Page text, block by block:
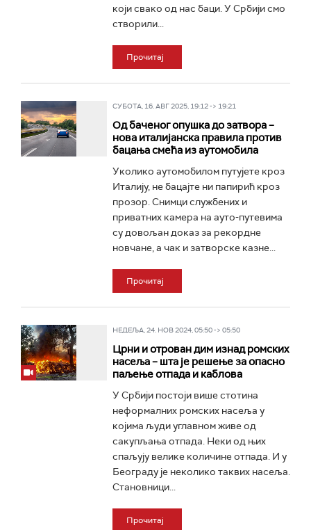
који свако од нас баци. У Србији смо
створили...
Прочитај
СУБОТА, 16. АВГ 2025, 19:12 -> 19:21
Од баченог опушка до затвора –
нова италијанска правила против
бацања смећа из аутомобила
Уколико аутомобилом путујете кроз
Италију, не бацајте ни папирић кроз
прозор. Снимци службених и
приватних камера на ауто-путевима
су довољан доказ за рекордне
новчане, а чак и затворске казне...
Прочитај
НЕДЕЉА, 24. НОВ 2024, 05:50 -> 05:50
Црни и отрован дим изнад ромских
насеља – шта је решење за опасно
паљење отпада и каблова
У Србији постоји више стотина
неформалних ромских насеља у
којима људи углавном живе од
сакупљања отпада. Неки од њих
спаљују велике количине отпада. И у
Београду је неколико таквих насеља.
Становници...
Прочитај